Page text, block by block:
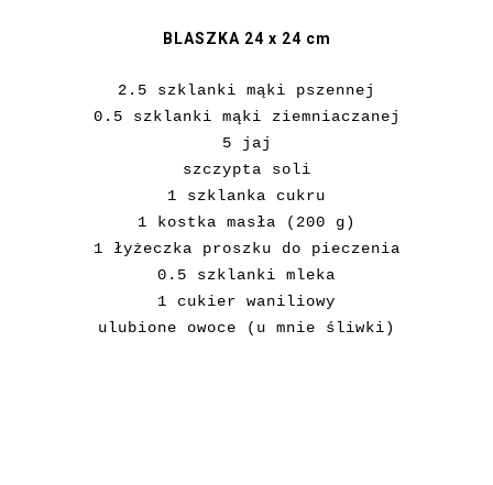
BLASZKA 24 x 24 cm
2.5 szklanki mąki pszennej
0.5 szklanki mąki ziemniaczanej
5 jaj
szczypta soli
1 szklanka cukru
1 kostka masła (200 g)
1 łyżeczka proszku do pieczenia
0.5 szklanki mleka
1 cukier waniliowy
ulubione owoce (u mnie śliwki)